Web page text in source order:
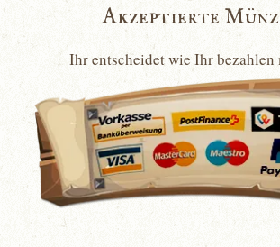
Akzeptierte
Ihr entscheidet wie Ihr bezahlen